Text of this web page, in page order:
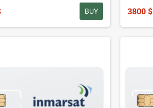
BUY 3800 $